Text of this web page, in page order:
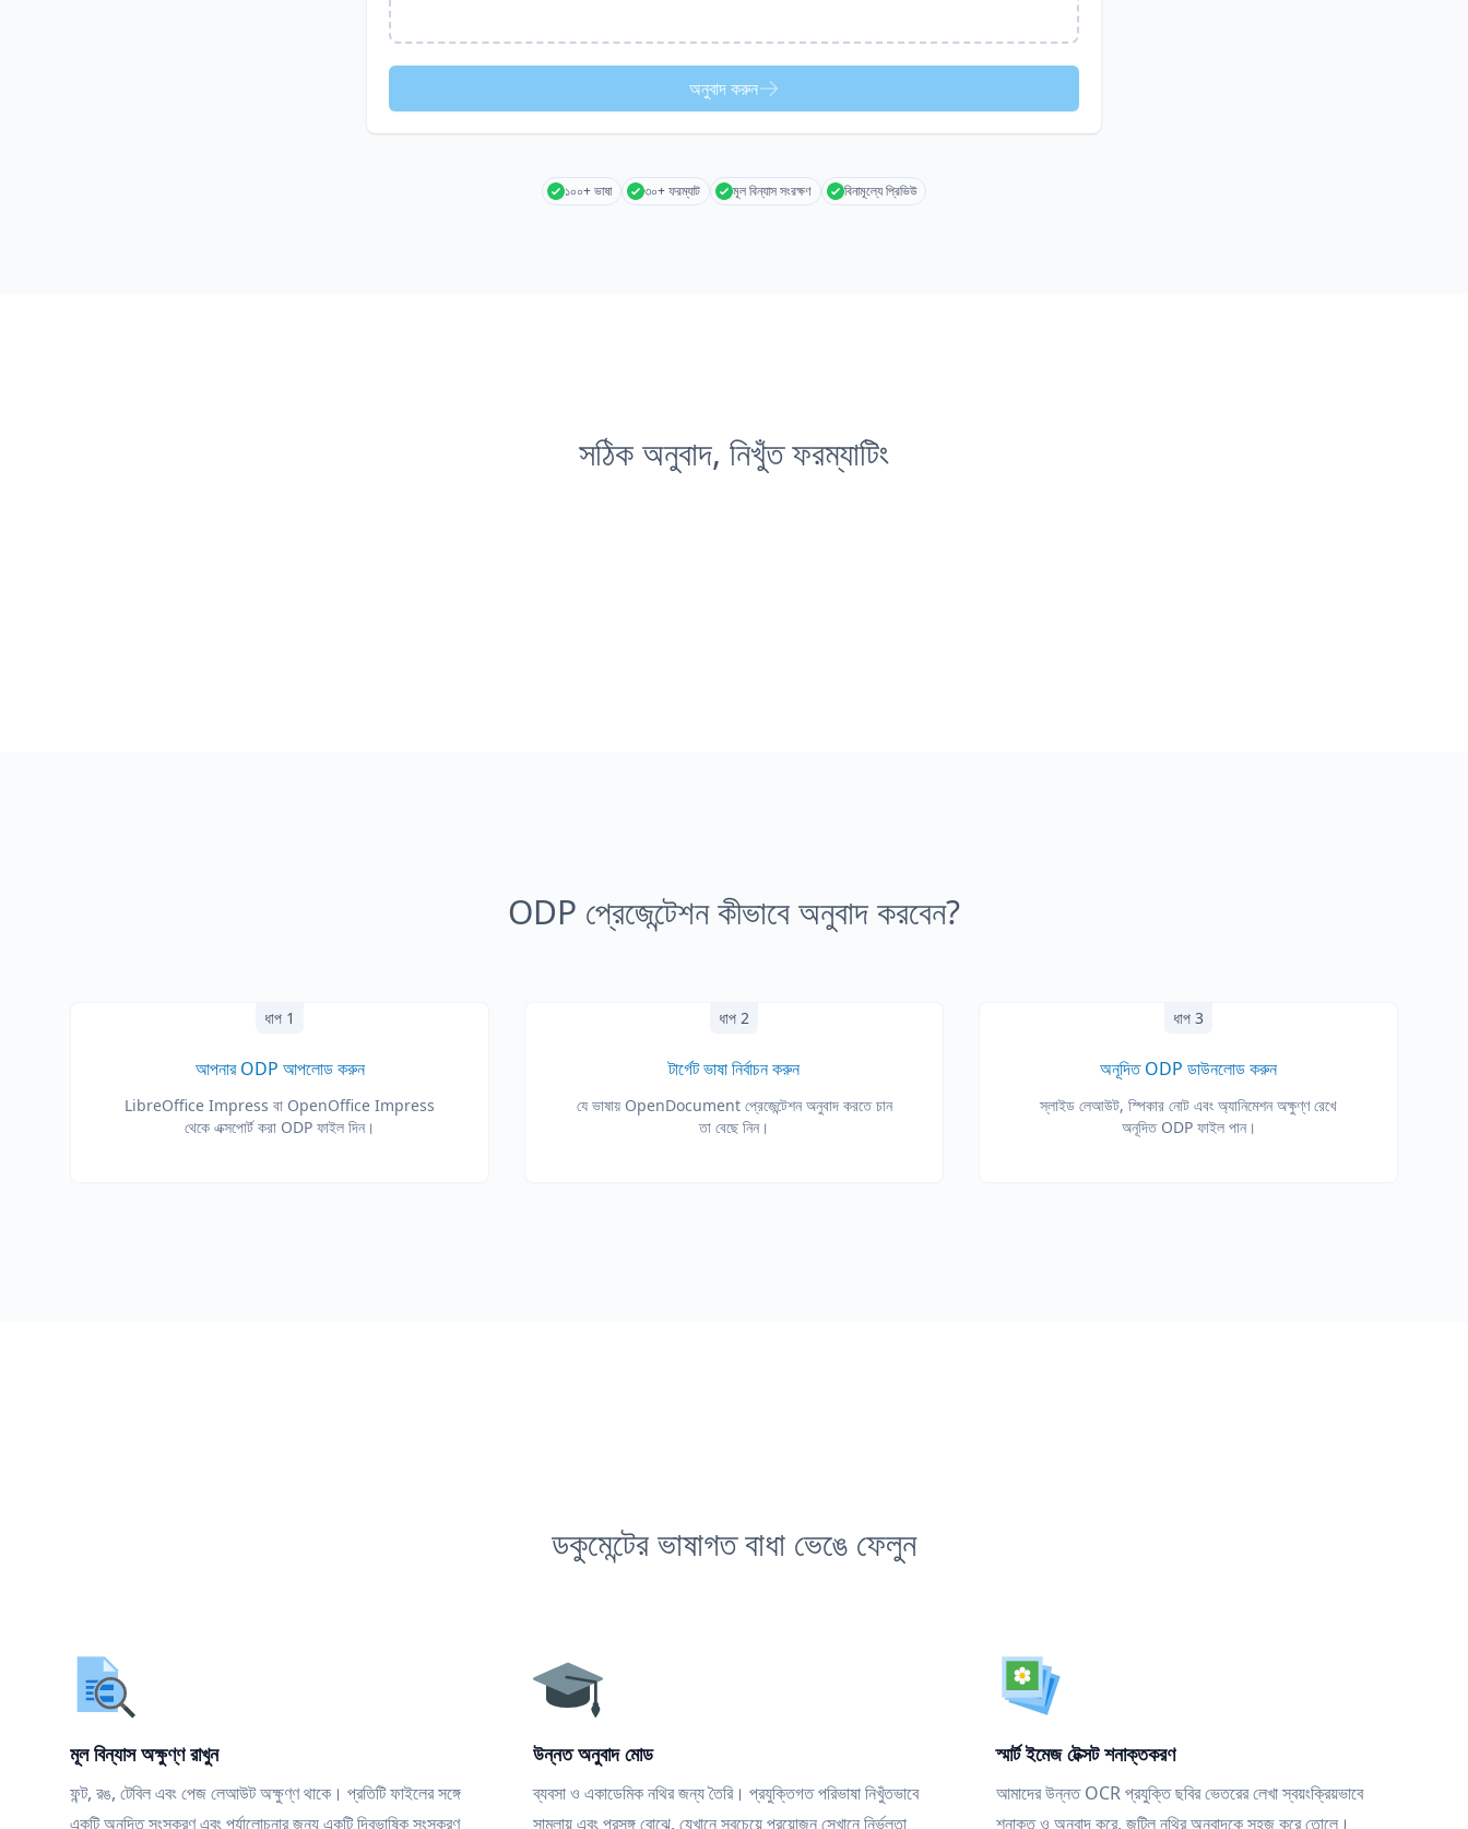
অনুবাদ করুন
১০০+ ভাষা ৩০+ ফরম্যাট মূল বিন্যাস সংরক্ষণ বিনামূল্যে প্রিভিউ
সঠিক অনুবাদ, নিখুঁত ফরম্যাটিং
ODP প্রেজেন্টেশন কীভাবে অনুবাদ করবেন?
ধাপ 1
আপনার ODP আপলোড করুন
LibreOffice Impress বা OpenOffice Impress
থেকে এক্সপোর্ট করা ODP ফাইল দিন।
ধাপ 2
টার্গেট ভাষা নির্বাচন করুন
যে ভাষায় OpenDocument প্রেজেন্টেশন অনুবাদ করতে চান
তা বেছে নিন।
ধাপ 3
অনূদিত ODP ডাউনলোড করুন
স্লাইড লেআউট, স্পিকার নোট এবং অ্যানিমেশন অক্ষুণ্ণ রেখে
অনূদিত ODP ফাইল পান।
ডকুমেন্টের ভাষাগত বাধা ভেঙে ফেলুন
মূল বিন্যাস অক্ষুণ্ণ রাখুন
ফন্ট, রঙ, টেবিল এবং পেজ লেআউট অক্ষুণ্ণ থাকে। প্রতিটি ফাইলের সঙ্গে
একটি অনূদিত সংস্করণ এবং পর্যালোচনার জন্য একটি দ্বিভাষিক সংস্করণ
উন্নত অনুবাদ মোড
ব্যবসা ও একাডেমিক নথির জন্য তৈরি। প্রযুক্তিগত পরিভাষা নিখুঁতভাবে
সামলায় এবং প্রসঙ্গ বোঝে, যেখানে সবচেয়ে প্রয়োজন সেখানে নির্ভুলতা
স্মার্ট ইমেজ টেক্সট শনাক্তকরণ
আমাদের উন্নত OCR প্রযুক্তি ছবির ভেতরের লেখা স্বয়ংক্রিয়ভাবে
শনাক্ত ও অনুবাদ করে, জটিল নথির অনুবাদকে সহজ করে তোলে।